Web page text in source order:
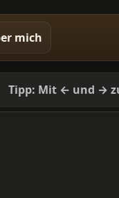
mich
Tipp: Mit ← und →